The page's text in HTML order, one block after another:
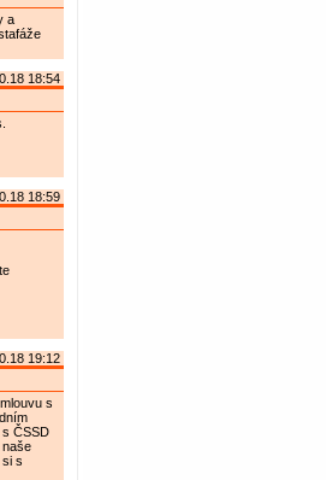
a
18:54
18:59
19:12
s
ČSSD
s